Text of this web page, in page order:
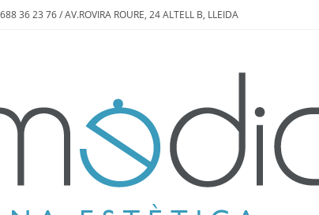
36 23 76 / AV.ROVIRA ROURE, 24 ALTELL B, LLEIDA